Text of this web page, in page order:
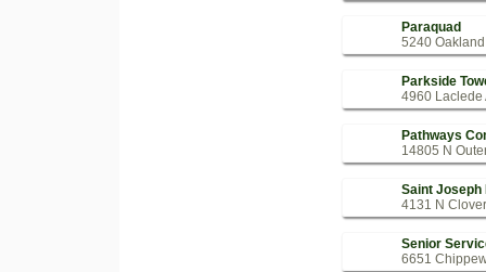
Paraquad
5240
Parkside
4960 Laclede
Pathways
14805 N
Saint Joseph
4131 N
Senior
6651